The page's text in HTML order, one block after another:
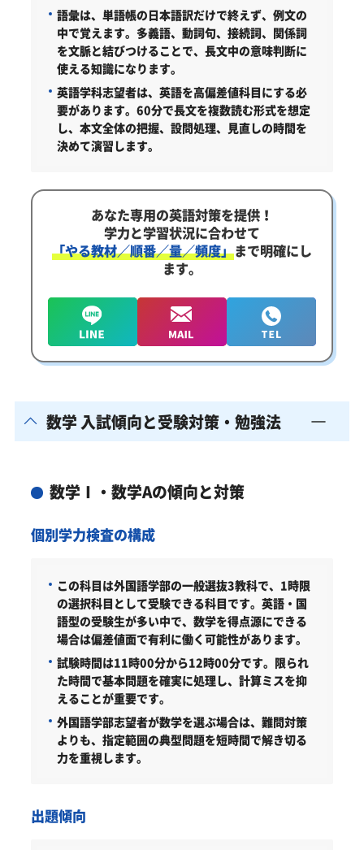
語彙は、単語帳の日本語訳だけで終えず、例文の
中で覚えます。多義語、動詞句、接続詞、関係詞
を文脈と結びつけることで、長文中の意味判断に
使える知識になります。
英語学科志望者は、英語を高偏差値科目にする必
要があります。60分で長文を複数読む形式を想定
し、本文全体の把握、設問処理、見直しの時間を
決めて演習します。
あなた専用の英語対策を提供！
学力と学習状況に合わせて
「やる教材／順番／量／頻度」まで明確にし
ます。
数学 入試傾向と受験対策・勉強法
数学Ⅰ・数学Aの傾向と対策
個別学力検査の構成
この科目は外国語学部の一般選抜3教科で、1時限
の選択科目として受験できる科目です。英語・国
語型の受験生が多い中で、数学を得点源にできる
場合は偏差値面で有利に働く可能性があります。
試験時間は11時00分から12時00分です。限られ
た時間で基本問題を確実に処理し、計算ミスを抑
えることが重要です。
外国語学部志望者が数学を選ぶ場合は、難問対策
よりも、指定範囲の典型問題を短時間で解き切る
力を重視します。
出題傾向